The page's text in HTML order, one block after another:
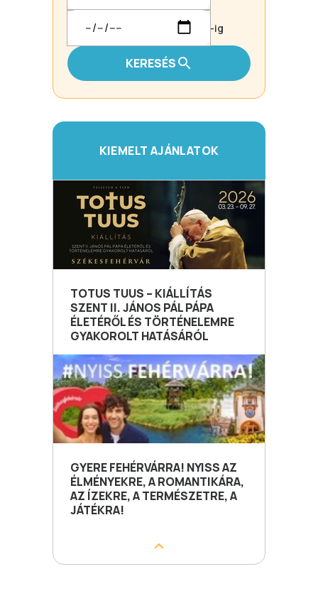
-ig
KERESÉS
KIEMELT AJÁNLATOK
TOTUS TUUS – KIÁLLÍTÁS
SZENT II. JÁNOS PÁL PÁPA
ÉLETÉRŐL ÉS TÖRTÉNELEMRE
GYAKOROLT HATÁSÁRÓL
GYERE FEHÉRVÁRRA! NYISS AZ
ÉLMÉNYEKRE, A ROMANTIKÁRA,
AZ ÍZEKRE, A TERMÉSZETRE, A
JÁTÉKRA!